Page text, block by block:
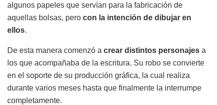
algunos papeles que servían para la fabricación de
aquellas bolsas, pero con la intención de dibujar en
ellos.
De esta manera comenzó a crear distintos personajes a
los que acompañaba de la escritura. Su robo se convierte
en el soporte de su producción gráfica, la cual realiza
durante varios meses hasta que finalmente la interrumpe
completamente.